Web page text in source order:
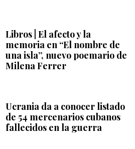
Libros | El afecto y la
memoria en “El nombre de
una isla”, nuevo poemario de
Milena Ferrer
Ucrania da a conocer listado
de 54 mercenarios cubanos
fallecidos en la guerra